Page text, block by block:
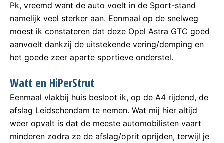
Pk, vreemd want de auto voelt in de Sport-stand
namelijk veel sterker aan. Eenmaal op de snelweg
moest ik constateren dat deze Opel Astra GTC goed
aanvoelt dankzij de uitstekende vering/demping en
het goede zeer aparte sportieve onderstel.
Watt en HiPerStrut
Eenmaal vlakbij huis besloot ik, op de A4 rijdend, de
afslag Leidschendam te nemen. Wat mij hier altijd
weer opvalt is dat de meeste automobilisten vaart
minderen zodra ze de afslag/oprit oprijden, terwijl je